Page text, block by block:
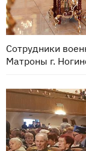
Сотрудники
Матроны г.